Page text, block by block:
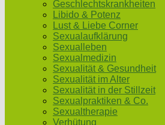
Geschlechtskrankheiten
Libido & Potenz
Lust & Liebe Corner
Sexualaufklärung
Sexualleben
Sexualmedizin
Sexualität & Gesundheit
Sexualität im Alter
Sexualität in der Stillzeit
Sexualpraktiken & Co.
Sexualtherapie
Verhütung